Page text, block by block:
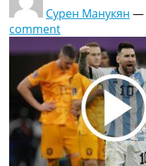
Сурен Манукян —
comment